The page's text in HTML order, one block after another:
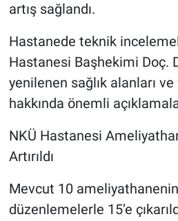
artış sağlandı.
Hastanede teknik
Hastanesi Başhekimi Doç.
yenilenen sağlık alanları
hakkında önemli
NKÜ Hastanesi
Artırıldı
Mevcut 10
düzenlemelerle 15’e